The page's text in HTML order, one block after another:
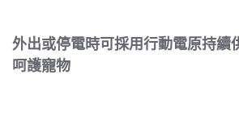
外出或停電時可採用行動電原持續
呵護寵物